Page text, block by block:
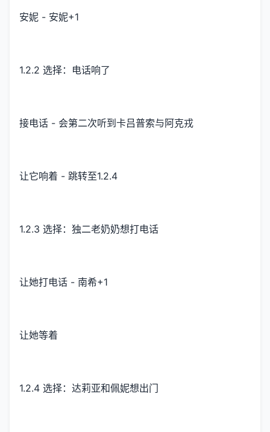
安妮 - 安妮+1
1.2.2 选择：电话响了
接电话 - 会第二次听到卡吕普索与阿克戎
让它响着 - 跳转至1.2.4
1.2.3 选择：独二老奶奶想打电话
让她打电话 - 南希+1
让她等着
1.2.4 选择：达莉亚和佩妮想出门